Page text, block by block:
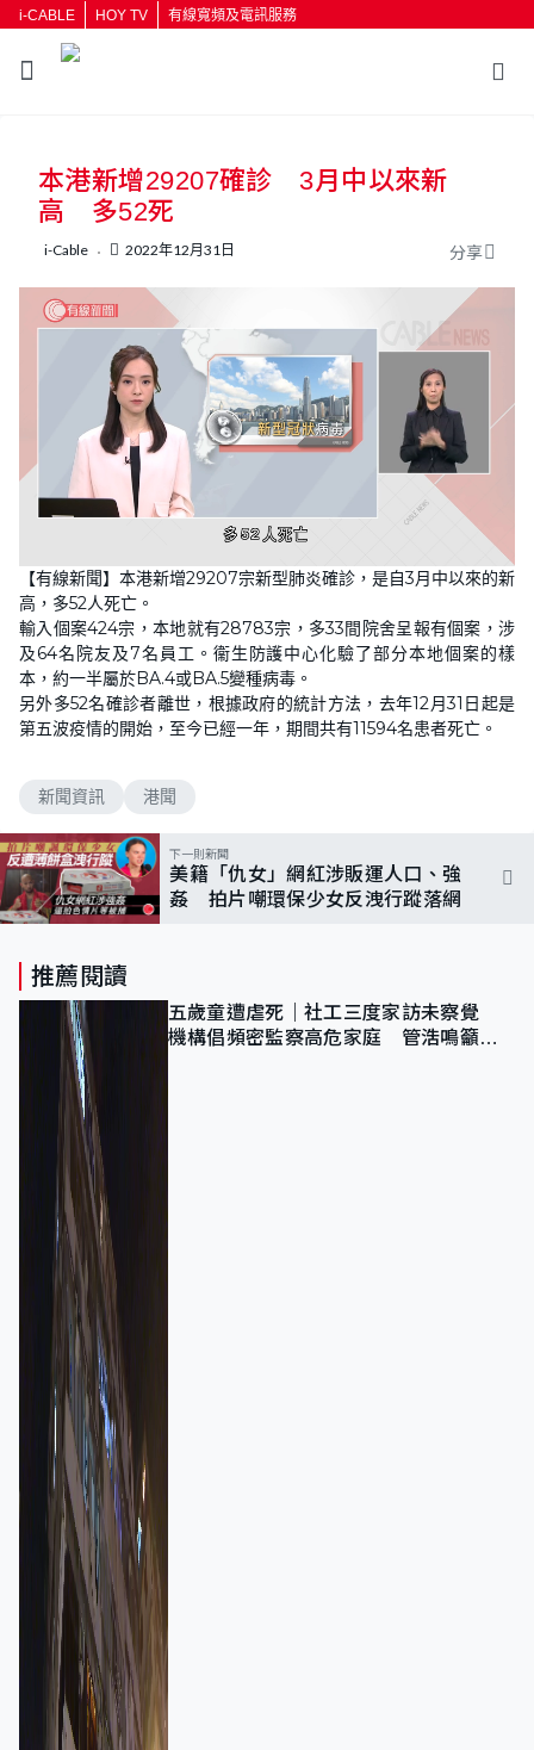
i-CABLE HOY TV 有線寬頻及電訊服務
按輸入鍵開始搜尋
本港新增29207確診 3月中以來新
高 多52死
i-Cable 2022年12月31日 分享
n
m
u
t
e
o
a
d
:
1
0
0
.
0
【有線新聞】本港新增29207宗新型肺炎確診，是自3月中以來的新
高，多52人死亡。
輸入個案424宗，本地就有28783宗，多33間院舍呈報有個案，涉
及64名院友及7名員工。衞生防護中心化驗了部分本地個案的樣
本，約一半屬於BA.4或BA.5變種病毒。
另外多52名確診者離世，根據政府的統計方法，去年12月31日起是
第五波疫情的開始，至今已經一年，期間共有11594名患者死亡。
新聞資訊 港聞
下一則新聞
美籍「仇女」網紅涉販運人口、強
姦 拍片嘲環保少女反洩行蹤落網
推薦閱讀
五歲童遭虐死｜社工三度家訪未察覺
機構倡頻密監察高危家庭 管浩鳴籲加